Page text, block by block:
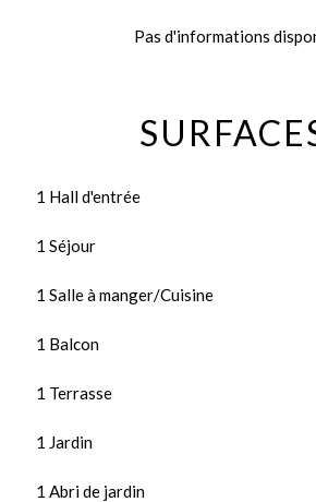
Pas d'informations
1 Hall d'entrée
1 Séjour
1 Salle à manger/Cuisine
1 Balcon
1 Terrasse
1 Jardin
1 Abri de jardin